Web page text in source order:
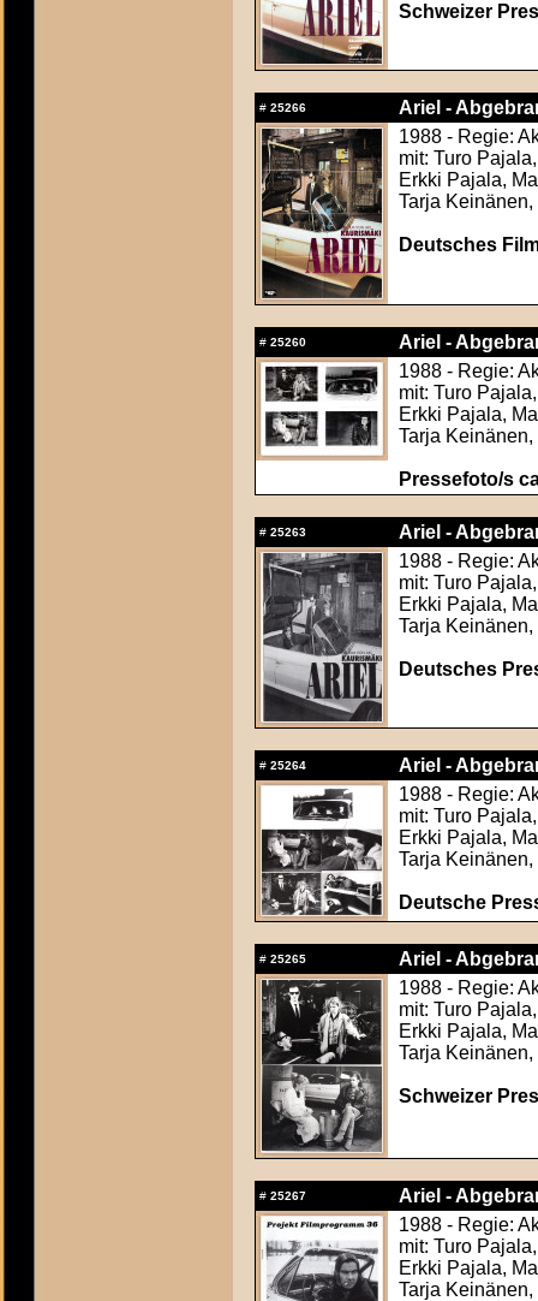
Schweizer
# 25266
Ariel -
1988 - Regie:
mit: Turo
Erkki Pajala,
Tarja
Deutsches
# 25260
Ariel -
1988 - Regie:
mit: Turo
Erkki Pajala,
Tarja
Pressefoto/s
# 25263
Ariel -
1988 - Regie:
mit: Turo
Erkki Pajala,
Tarja
Deutsches
# 25264
Ariel -
1988 - Regie:
mit: Turo
Erkki Pajala,
Tarja
Deutsche
# 25265
Ariel -
1988 - Regie:
mit: Turo
Erkki Pajala,
Tarja
Schweizer
# 25267
Ariel -
1988 - Regie:
mit: Turo
Erkki Pajala,
Tarja